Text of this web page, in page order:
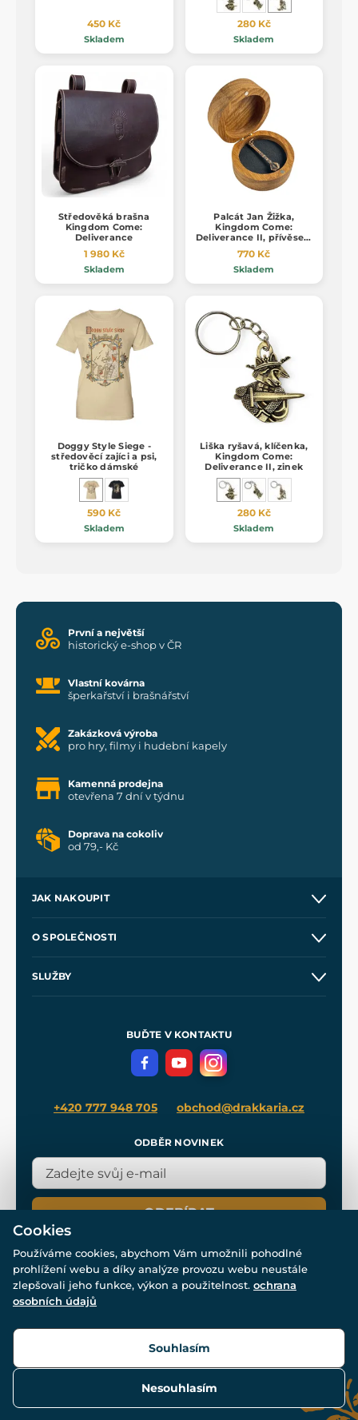
450 Kč
Skladem
280 Kč
Skladem
Středověká brašna
Kingdom Come:
Deliverance
1 980 Kč
Skladem
Palcát Jan Žižka,
Kingdom Come:
Deliverance II, přívěsek,
770 Kč
Skladem
Doggy Style Siege -
středověcí zajíci a psi,
tričko dámské
590 Kč
Skladem
Liška ryšavá, klíčenka,
Kingdom Come:
Deliverance II, zinek
280 Kč
Skladem
První a největší
historický e-shop v ČR
Vlastní kovárna
šperkařství i brašnářství
Zakázková výroba
pro hry, filmy i hudební kapely
Kamenná prodejna
otevřena 7 dní v týdnu
Doprava na cokoliv
od 79,- Kč
JAK NAKOUPIT
Velkoobchod
O SPOLEČNOSTI
SLUŽBY
Meče pro Kingdom Come
BUĎTE V KONTAKTU
+420 777 948 705 obchod@drakkaria.cz
ODBĚR NOVINEK
ODEBÍRAT
© Všechna práva vyhrazena. www.drakkaria.cz 2007-2026.
Cookies
Používáme cookies, abychom Vám umožnili pohodlné
prohlížení webu a díky analýze provozu webu neustále
zlepšovali jeho funkce, výkon a použitelnost. ochrana
osobních údajů
Nesouhlasím
Souhlasím